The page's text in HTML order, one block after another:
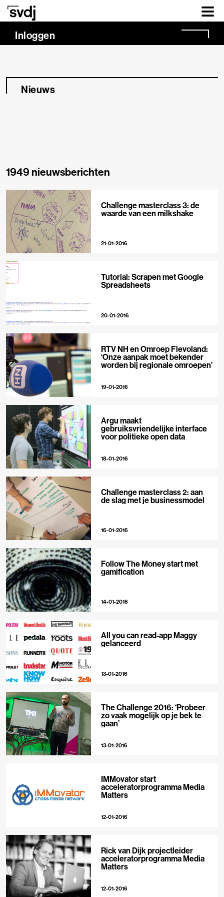
Naar hoofdinhoud
Inloggen
Nieuws
1949 nieuwsberichten
Challenge masterclass 3: de
waarde van een milkshake
21-01-2016
Tutorial: Scrapen met Google
Spreadsheets
20-01-2016
RTV NH en Omroep Flevoland:
‘Onze aanpak moet bekender
worden bij regionale omroepen’
19-01-2016
Argu maakt
gebruiksvriendelijke interface
voor politieke open data
18-01-2016
Challenge masterclass 2: aan
de slag met je businessmodel
16-01-2016
Follow The Money start met
gamification
14-01-2016
All you can read-app Maggy
gelanceerd
13-01-2016
The Challenge 2016: ‘Probeer
zo vaak mogelijk op je bek te
gaan’
13-01-2016
IMMovator start
acceleratorprogramma Media
Matters
12-01-2016
Rick van Dijk projectleider
acceleratorprogramma Media
Matters
12-01-2016